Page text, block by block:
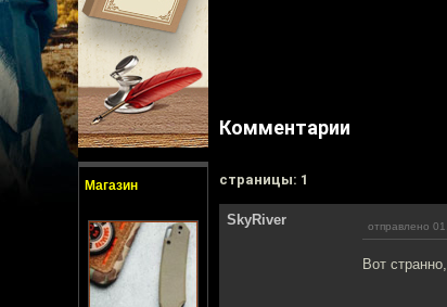
Магазин
Комментарии
cтраницы: 1
SkyRiver отправлено
Вот